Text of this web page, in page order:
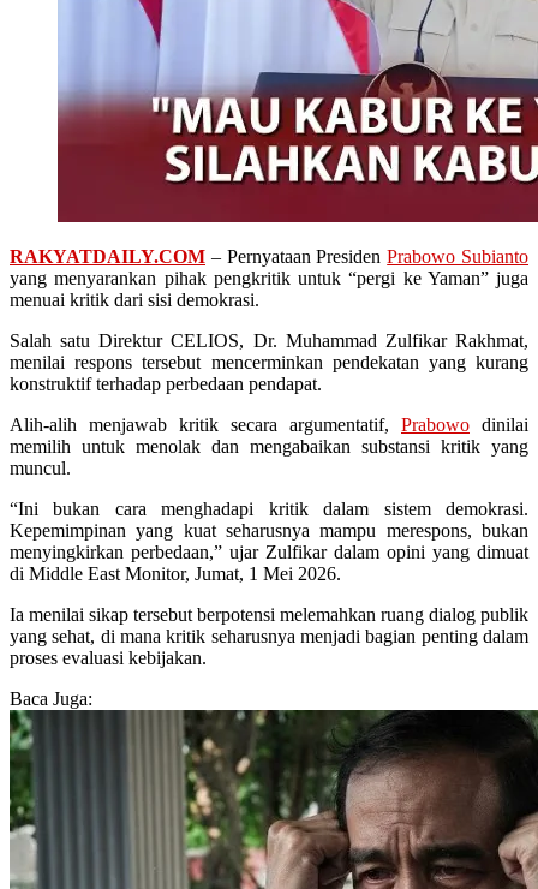
RAKYATDAILY.COM – Pernyataan PresidenPrabowo Subianto
yang menyarankan pihak pengkritik untuk “pergi ke Yaman” juga
menuai kritik dari sisi demokrasi.
Salah satu Direktur CELIOS, Dr. Muhammad Zulfikar Rakhmat,
menilai respons tersebut mencerminkan pendekatan yang kurang
konstruktif terhadap perbedaan pendapat.
Alih-alih menjawab kritik secara argumentatif, Prabowo dinilai
memilih untuk menolak dan mengabaikan substansi kritik yang
muncul.
“Ini bukan cara menghadapi kritik dalam sistem demokrasi.
Kepemimpinan yang kuat seharusnya mampu merespons, bukan
menyingkirkan perbedaan,” ujar Zulfikar dalam opini yang dimuat
di Middle East Monitor, Jumat, 1 Mei 2026.
Ia menilai sikap tersebut berpotensi melemahkan ruang dialog publik
yang sehat, di mana kritik seharusnya menjadi bagian penting dalam
proses evaluasi kebijakan.
Baca Juga: